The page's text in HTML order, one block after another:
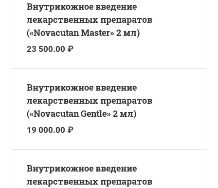
Внутрикожное введение
лекарственных препаратов
(«Novacutan Master» 2 мл)
23 500.00 ₽
Внутрикожное введение
лекарственных препаратов
(«Novacutan Gentle» 2 мл)
19 000.00 ₽
Внутрикожное введение
лекарственных препаратов